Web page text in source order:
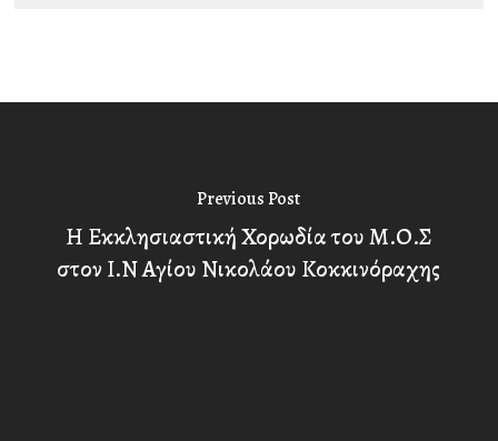
Previous Post
Η Εκκλησιαστική Χορωδία του Μ.Ο.Σ
στον Ι.Ν Αγίου Νικολάου Κοκκινόραχης